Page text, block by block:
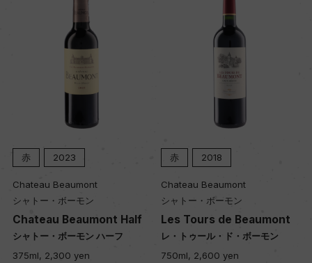
赤 2023
Chateau Beaumont
シャトー・ボーモン
Chateau Beaumont Half
シャトー・ボーモン ハーフ
375ml, 2,300 yen
赤 2018
Chateau Beaumont
シャトー・ボーモン
Les Tours de Beaumont
レ・トゥール・ド・ボーモン
750ml, 2,600 yen